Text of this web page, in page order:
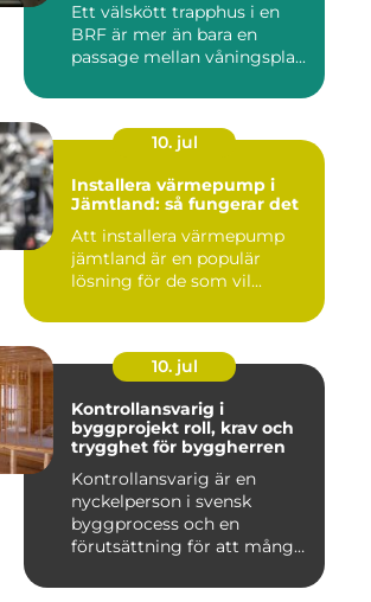
Ett välskött trapphus i en
BRF är mer än bara en
passage mellan våningspla...
10. jul
Installera värmepump i
Jämtland: så fungerar det
Att installera värmepump
jämtland är en populär
lösning för de som vil...
10. jul
Kontrollansvarig i
byggprojekt roll, krav och
trygghet för byggherren
Kontrollansvarig är en
nyckelperson i svensk
byggprocess och en
förutsättning för att många